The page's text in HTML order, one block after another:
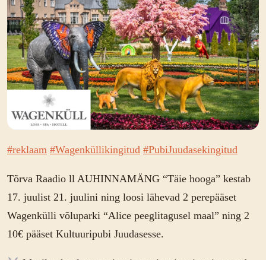
#reklaam #Wagenküllikingitud #PubiJuudasekingitud
Tõrva Raadio ll AUHINNAMÄNG “Täie hooga” kestab
17. juulist 21. juulini ning loosi lähevad 2 perepääset
Wagenkülli võluparki “Alice peeglitagusel maal” ning 2
10€ pääset Kultuuripubi Juudasesse.